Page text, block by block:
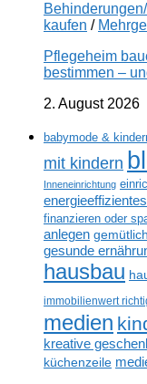
kaufen /
Pflegeheim
bestimmen –
2. August 2026
babymode &
mit kindern
Inneneinrichtung
finanzieren oder
anlegen
gesunde
hausbau
immobilienwert
medien
kreative
küchenzeile